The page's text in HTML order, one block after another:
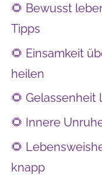
🌻 Bewusst
Tipps
🌻 Einsamkeit
heilen
🌻 Gelassenheit
🌻 Innere
🌻
knapp